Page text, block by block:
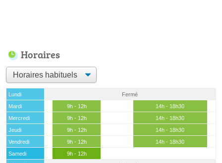
Horaires
Lundi
Fermé
Mardi
9h - 12h
14h - 18h30
Mercredi
9h - 12h
14h - 18h30
Jeudi
9h - 12h
14h - 18h30
Vendredi
9h - 12h
14h - 18h30
Samedi
9h - 12h